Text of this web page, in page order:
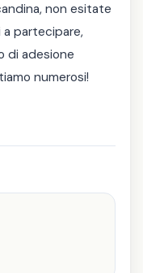
non esitate
partecipare,
di adesione
numerosi!